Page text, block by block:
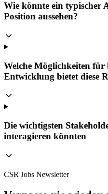
Wie könnte ein typischer
Position aussehen?
Welche Möglichkeiten für
Entwicklung bietet diese
Die wichtigsten
interagieren könnten
CSR Jobs Newsletter